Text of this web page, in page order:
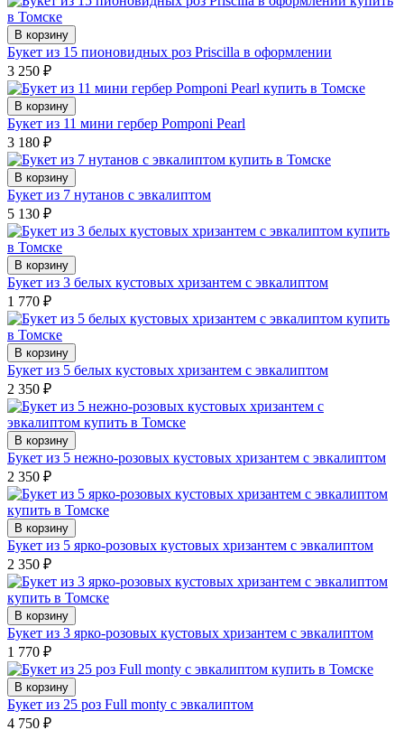
В корзину
Букет из 15 пионовидных роз Priscilla в оформлении
3 250 ₽
В корзину
Букет из 11 мини гербер Pomponi Pearl
3 180 ₽
В корзину
Букет из 7 нутанов с эвкалиптом
5 130 ₽
В корзину
Букет из 3 белых кустовых хризантем с эвкалиптом
1 770 ₽
В корзину
Букет из 5 белых кустовых хризантем с эвкалиптом
2 350 ₽
В корзину
Букет из 5 нежно-розовых кустовых хризантем с эвкалиптом
2 350 ₽
В корзину
Букет из 5 ярко-розовых кустовых хризантем с эвкалиптом
2 350 ₽
В корзину
Букет из 3 ярко-розовых кустовых хризантем с эвкалиптом
1 770 ₽
В корзину
Букет из 25 роз Full monty с эвкалиптом
4 750 ₽